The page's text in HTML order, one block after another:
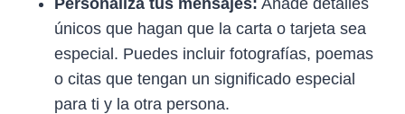
únicos que hagan que la carta o tarjeta sea
especial. Puedes incluir fotografías, poemas
o citas que tengan un significado especial
para ti y la otra persona.